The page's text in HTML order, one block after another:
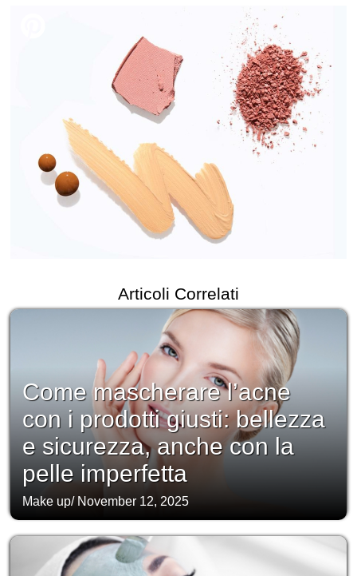
Articoli Correlati
Come mascherare l’acne
con i prodotti giusti: bellezza
e sicurezza, anche con la
pelle imperfetta
Make up/ November 12, 2025